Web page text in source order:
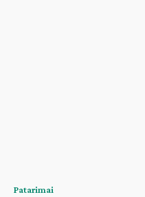
Patarimai